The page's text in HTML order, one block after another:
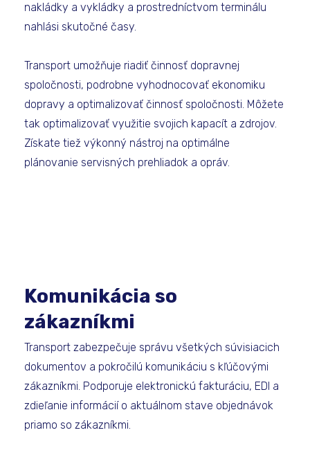
nakládky a vykládky a prostredníctvom terminálu
nahlási skutočné časy.
Transport umožňuje riadiť činnosť dopravnej
spoločnosti, podrobne vyhodnocovať ekonomiku
dopravy a optimalizovať činnosť spoločnosti. Môžete
tak optimalizovať využitie svojich kapacít a zdrojov.
Získate tiež výkonný nástroj na optimálne
plánovanie servisných prehliadok a opráv.
Komunikácia so
zákazníkmi
Transport zabezpečuje správu všetkých súvisiacich
dokumentov a pokročilú komunikáciu s kľúčovými
zákazníkmi. Podporuje elektronickú fakturáciu, EDI a
zdieľanie informácií o aktuálnom stave objednávok
priamo so zákazníkmi.